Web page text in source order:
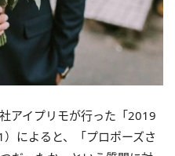
アイプリモが行った「2019
によると、「プロポーズさ